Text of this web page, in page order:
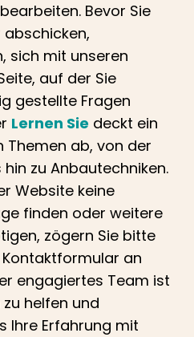
Genetik
Bevor Sie
sich mit unseren
auf der Sie
gestellte Fragen
Lernen Sie deckt ein
Themen ab, von der
zu Anbautechniken.
Website keine
finden oder weitere
zögern Sie bitte
an
engagiertes Team ist
helfen und
Ihre Erfahrung mit